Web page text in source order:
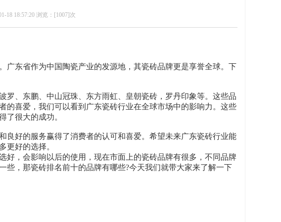
18 18:57:20 浏览：[1007]次
广东省作为中国陶瓷产业的发源地，其瓷砖品牌更是享誉全球。下
罗、东鹏、中山冠珠、东方雨虹、皇朝瓷砖，罗丹印象等。这些品
的喜爱，我们可以看到广东瓷砖行业在全球市场中的影响力。这些
了很大的成功。
良好的服务赢得了消费者的认可和喜爱。希望未来广东瓷砖行业能
更好的选择。
好，会影响以后的使用，现在市面上的瓷砖品牌有很多，不同品牌
些，那瓷砖排名前十的品牌有哪些?今天我们就带大家来了解一下